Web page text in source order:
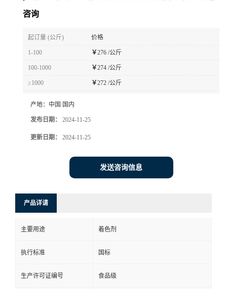
咨询
起订量 (公斤) 价格
1-100 ￥276 /公斤
100-1000 ￥274 /公斤
≥1000 ￥272 /公斤
产地： 中国 国内
发布日期： 2024-11-25
更新日期： 2024-11-25
发送咨询信息
产品详请
主要用途 着色剂
执行标准 国标
生产许可证编号 食品级